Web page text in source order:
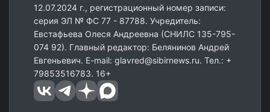
12.07.2024 г., регистрационный номер записи:
серия ЭЛ № ФС 77 - 87788. Учредитель:
Евстафьева Олеся Андреевна (СНИЛС 135-795-
074 92). Главный редактор: Белянинов Андрей
Евгеньевич. E-mail: glavred@sibirnews.ru. Тел.: +
79853516783. 16+